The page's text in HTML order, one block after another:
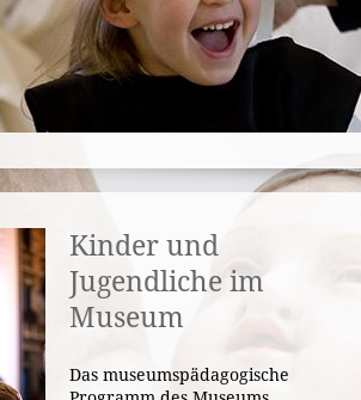
Kinder und
Jugendliche im
Museum
Das museumspädagogische